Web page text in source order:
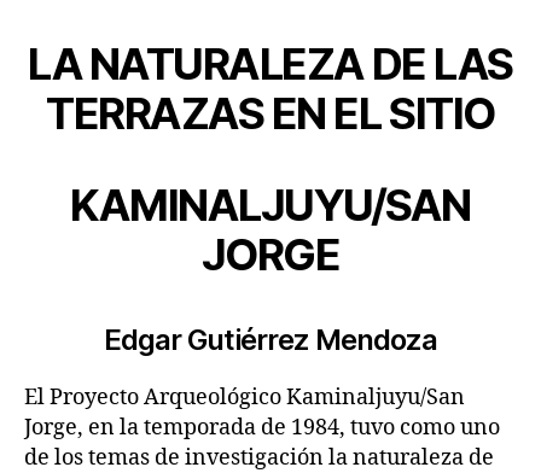
LA NATURALEZA DE LAS
TERRAZAS EN EL SITIO
KAMINALJUYU/SAN
JORGE
Edgar Gutiérrez Mendoza
El Proyecto Arqueológico Kaminaljuyu/San
Jorge, en la temporada de 1984, tuvo como uno
de los temas de investigación la naturaleza de